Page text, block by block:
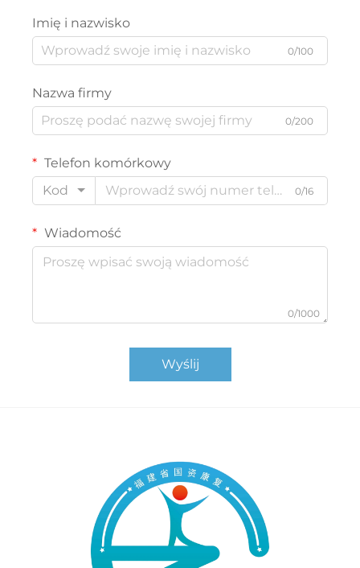
Imię i nazwisko
0/100
Nazwa firmy
0/200
Telefon komórkowy
Kod
0/16
Wiadomość
0/1000
Wyślij